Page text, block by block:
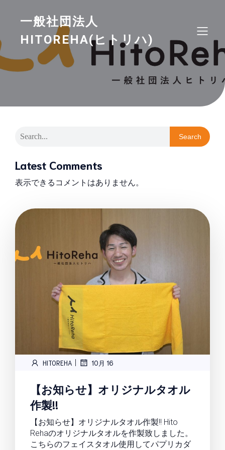
一般社団法人
HITOREHA(ヒトリハ)
Search
Latest Comments
表示できるコメントはありません。
HITOREHA | 10月 16
【お知らせ】オリジナルタオル
作製!!
【お知らせ】オリジナルタオル作製!! Hito
Rehaのオリジナルタオルを作製致しました。
こちらのフェイスタオル使用してパプリカダ